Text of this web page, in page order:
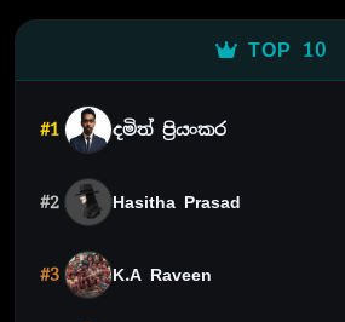
TOP 10
#1 දමිත් ප්‍රියංකර
#2 Hasitha Prasad
#3 K.A Raveen